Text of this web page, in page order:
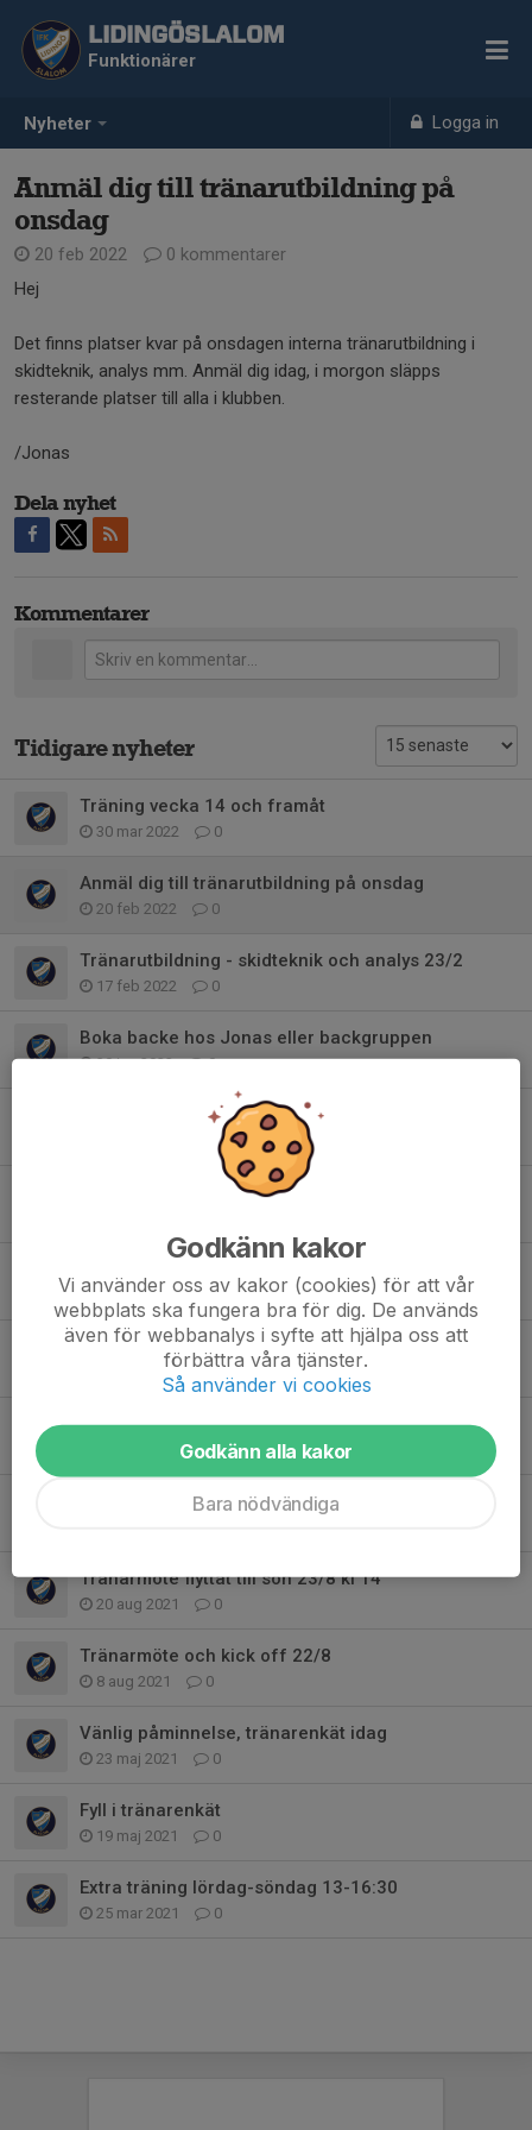
Nyheter Logga in
LIDINGÖSLALOM
Funktionärer
Anmäl dig till tränarutbildning på
onsdag
20 feb 2022
0 kommentarer
Hej
Det finns platser kvar på onsdagen interna tränarutbildning i
skidteknik, analys mm. Anmäl dig idag, i morgon släpps
resterande platser till alla i klubben.
/Jonas
Dela nyhet
Kommentarer
Tidigare nyheter
Träning vecka 14 och framåt
30 mar 2022 0
Anmäl dig till tränarutbildning på onsdag
20 feb 2022 0
Tränarutbildning - skidteknik och analys 23/2
17 feb 2022 0
Boka backe hos Jonas eller backgruppen
30 jan 2022 0
Barntränarutbildning 9-10 februari
Hemmaläger 15 jan för U6-U10
16 dec 2021 0
Planeringsmöte fartläger flyttat till onsdag kl 21
7 dec 2021 0
Söker tränare till familjeläger i Funäs 4-7 dec
0
Tidrapport och lön - nya rutiner
Tränarmöte flyttat till sön 23/8 kl 14
20 aug 2021 0
Tränarmöte och kick off 22/8
8 aug 2021 0
Vänlig påminnelse, tränarenkät idag
23 maj 2021 0
Fyll i tränarenkät
19 maj 2021 0
Extra träning lördag-söndag 13-16:30
25 mar 2021 0
Godkänn kakor
Vi använder oss av kakor (cookies) för att vår
webbplats ska fungera bra för dig. De används
även för webbanalys i syfte att hjälpa oss att
förbättra våra tjänster.
Så använder vi cookies
Godkänn alla kakor
Bara nödvändiga